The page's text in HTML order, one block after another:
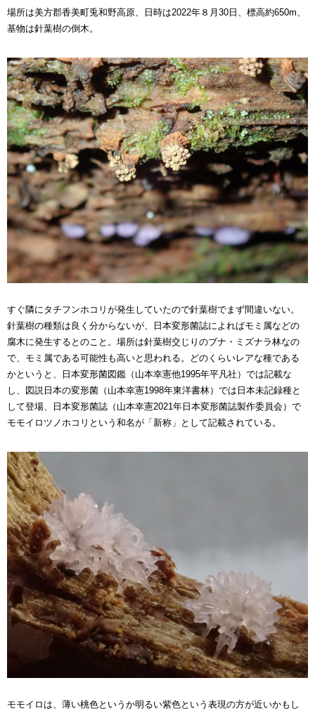
場所は美方郡香美町兎和野高原、日時は2022年８月30日、標高約650m、
基物は針葉樹の倒木。
すぐ隣にタチフンホコリが発生していたので針葉樹でまず間違いない。
針葉樹の種類は良く分からないが、日本変形菌誌によればモミ属などの
腐木に発生するとのこと。場所は針葉樹交じりのブナ・ミズナラ林なの
で、モミ属である可能性 も高いと思われる。どのくらいレアな種である
かというと、日本変形菌図鑑（山本幸憲他1995年平凡社）では記載な
し、図説日本の変形菌（山本幸憲1998年東洋書林）では日本未記録種と
して登場、日本変形菌誌（山本幸憲2021年日本変形菌誌製作委員会）で
モモイロツノホコリという和名が 「新称」として記載されている。
モモイロは、薄い桃色というか明るい紫色という表現の方が近いかもし